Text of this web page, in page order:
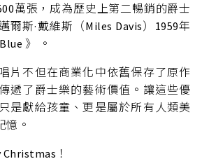
萬張，成為歷史上第二暢銷的爵士
爾斯·戴維斯（Miles Davis）1959年
》 。
片不但在商業化中依舊保存了原作
遞了爵士樂的藝術價值。讓這些優
是獻給孩童、更是屬於所有人類美
憶。
！